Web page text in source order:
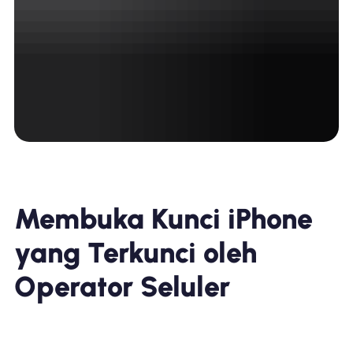
Membuka Kunci iPhone
yang Terkunci oleh
Operator Seluler